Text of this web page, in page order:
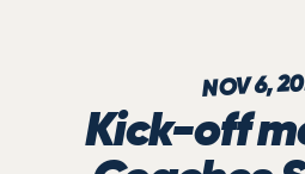
NOV 6,
Kick-off